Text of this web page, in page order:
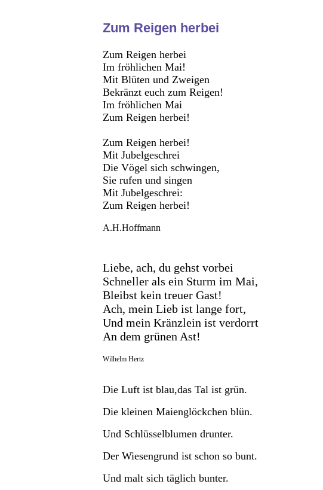
Zum Reigen herbei
Zum Reigen herbei
Im fröhlichen Mai!
Mit Blüten und Zweigen
Bekränzt euch zum Reigen!
Im fröhlichen Mai
Zum Reigen herbei!
Zum Reigen herbei!
Mit Jubelgeschrei
Die Vögel sich schwingen,
Sie rufen und singen
Mit Jubelgeschrei:
Zum Reigen herbei!
A.H.Hoffmann
Liebe, ach, du gehst vorbei
Schneller als ein Sturm im Mai,
Bleibst kein treuer Gast!
Ach, mein Lieb ist lange fort,
Und mein Kränzlein ist verdorrt
An dem grünen Ast!
Wilhelm Hertz
Die Luft ist blau,das Tal ist grün.
Die kleinen Maienglöckchen blün.
Und Schlüsselblumen drunter.
Der Wiesengrund ist schon so bunt.
Und malt sich täglich bunter.